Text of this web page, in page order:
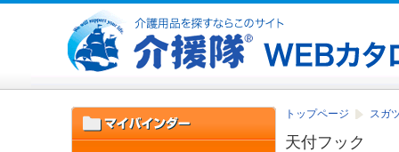
トップページ スガ
天付フック